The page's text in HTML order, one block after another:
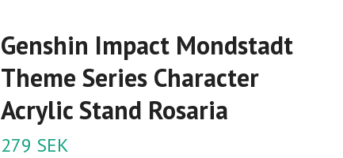
Genshin Impact Mondstadt
Theme Series Character
Acrylic Stand Rosaria
279 SEK